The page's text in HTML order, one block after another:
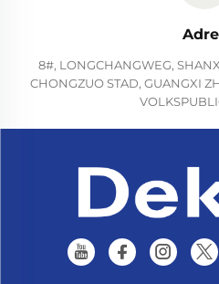
8#, LONGCHANGWEG,
CHONGZUO STAD, GUANGXI